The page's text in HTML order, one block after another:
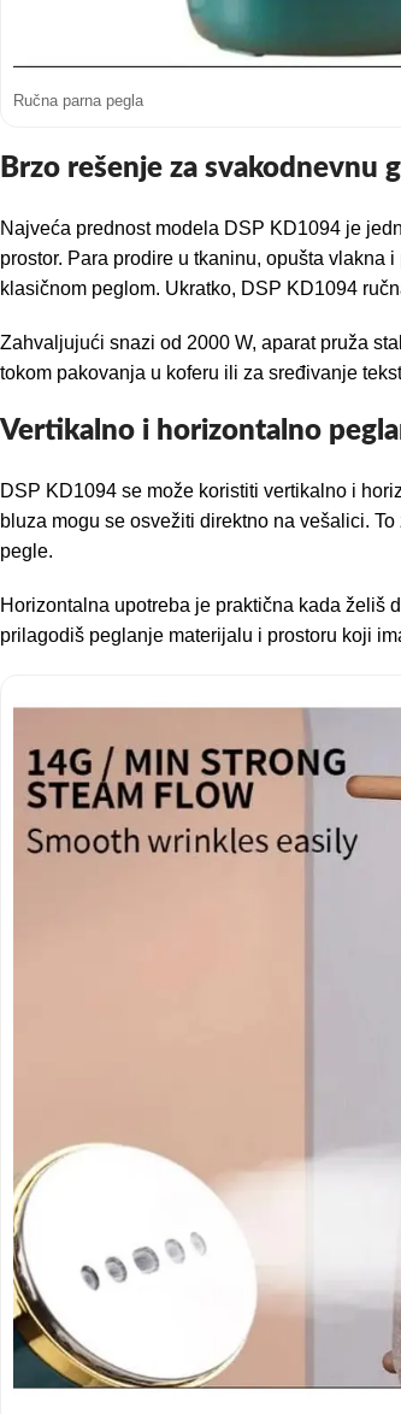
Ručna parna pegla
Brzo rešenje za svakodnevnu
Najveća prednost modela DSP KD1094 je
prostor. Para prodire u tkaninu, opušta
klasičnom peglom. Ukratko, DSP KD1094
Zahvaljujući snazi od 2000 W, aparat pruža
tokom pakovanja u koferu ili za sređivanje
Vertikalno i horizontalno
DSP KD1094 se može koristiti vertikalno i
bluza mogu se osvežiti direktno na vešalici.
pegle.
Horizontalna upotreba je praktična kada želiš
prilagodiš peglanje materijalu i prostoru koji